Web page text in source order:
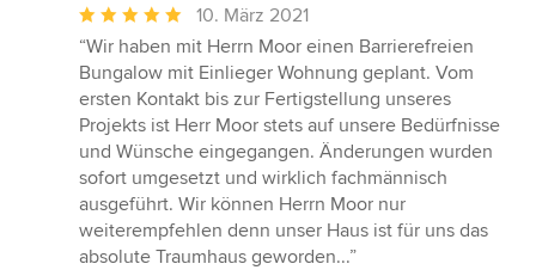
Durchschnittliche
Bewertung:
5
von
5
Sternen
10. März 2021
“Wir haben mit Herrn Moor einen Barrierefreien
Bungalow mit Einlieger Wohnung geplant. Vom
ersten Kontakt bis zur Fertigstellung unseres
Projekts ist Herr Moor stets auf unsere Bedürfnisse
und Wünsche eingegangen. Änderungen wurden
sofort umgesetzt und wirklich fachmännisch
ausgeführt. Wir können Herrn Moor nur
weiterempfehlen denn unser Haus ist für uns das
absolute Traumhaus geworden...”